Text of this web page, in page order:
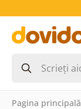
Pagina principală